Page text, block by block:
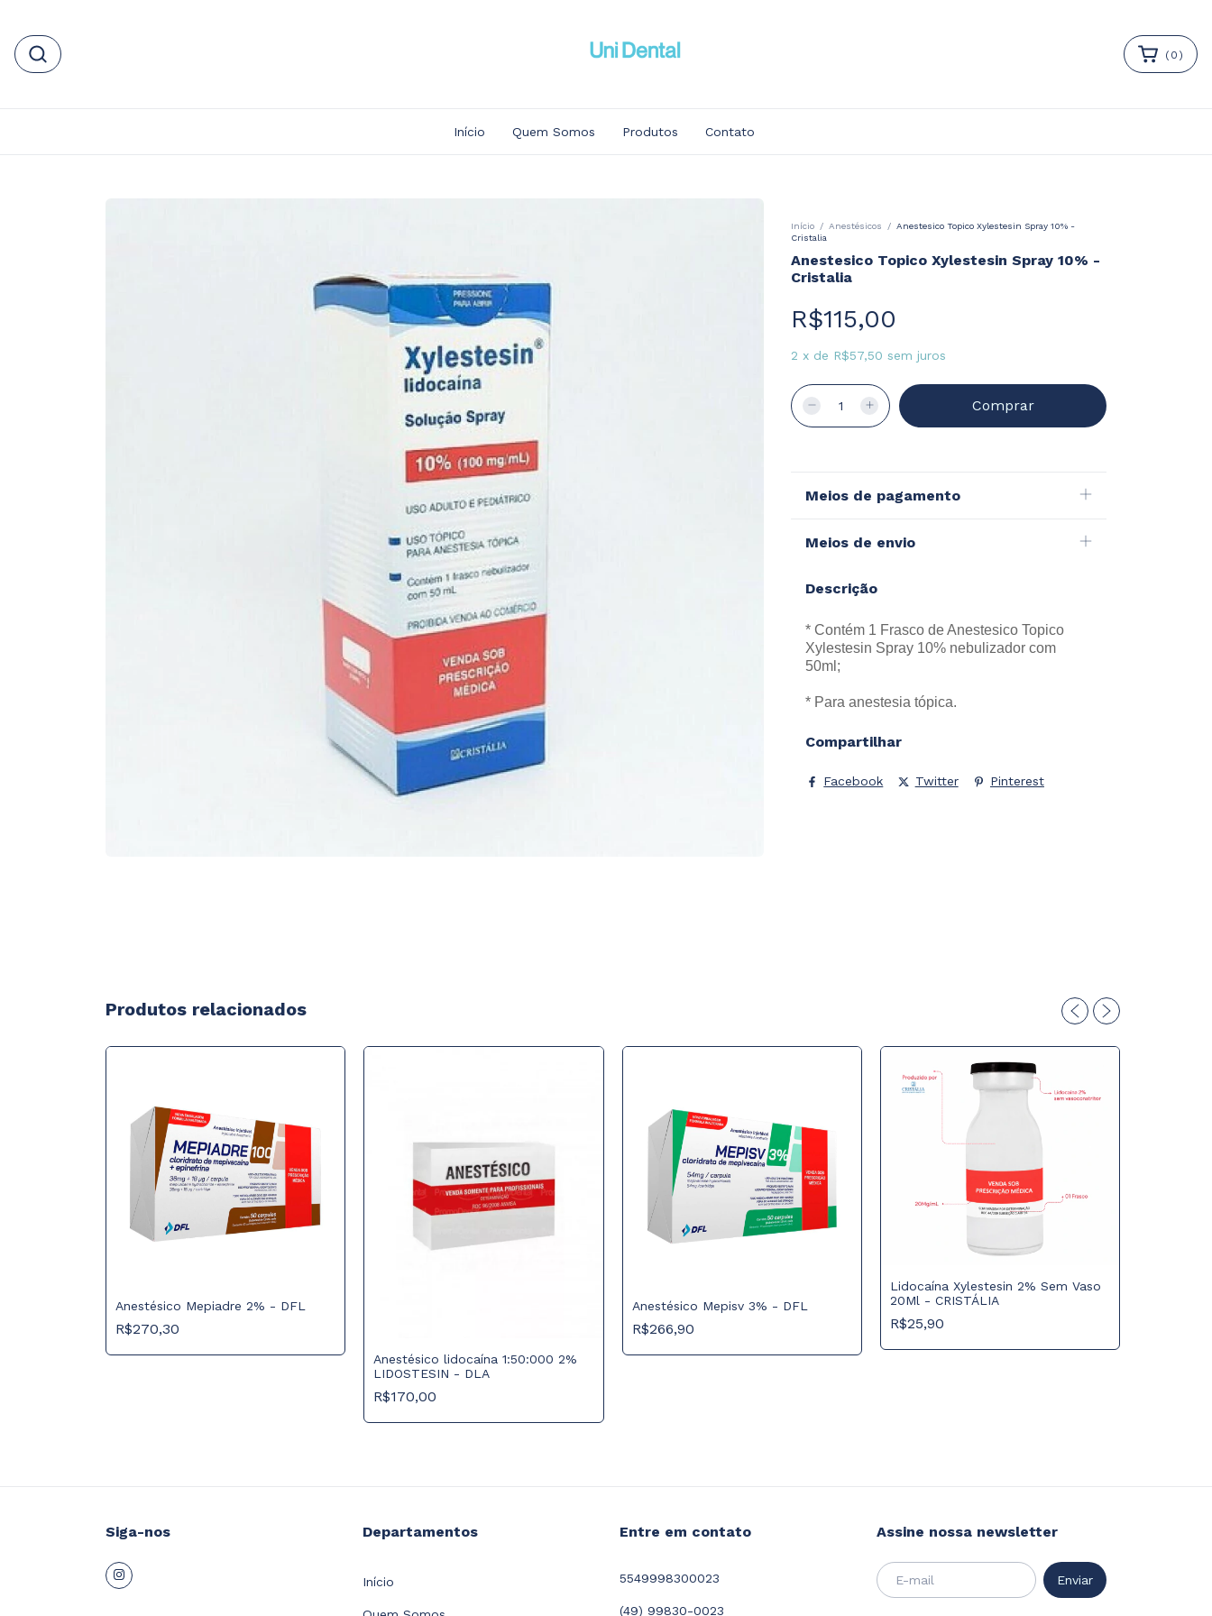
( 0 )
Início Quem Somos Produtos Contato
Início / Anestésicos / Anestesico Topico Xylestesin Spray 10% -
Cristalia
Anestesico Topico Xylestesin Spray 10% -
Cristalia
R$115,00
2 x de R$57,50 sem juros
Meios de pagamento
Meios de envio
Descrição
* Contém 1 Frasco de Anestesico Topico
Xylestesin Spray 10% nebulizador com
50ml;
* Para anestesia tópica.
Compartilhar
Facebook Twitter Pinterest
Produtos relacionados
Anestésico Mepiadre 2% - DFL
R$270,30
Anestésico lidocaína 1:50:000 2%
LIDOSTESIN - DLA
R$170,00
Anestésico Mepisv 3% - DFL
R$266,90
Lidocaína Xylestesin 2% Sem Vaso
20Ml - CRISTÁLIA
R$25,90
Siga-nos Departamentos
Início
Entre em contato
5549998300023
(49) 99830-0023
Assine nossa newsletter